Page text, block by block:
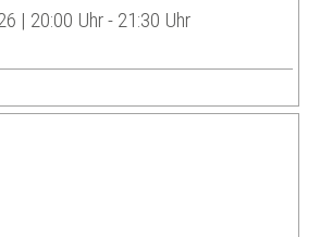
| 20:00 Uhr - 21:30 Uhr